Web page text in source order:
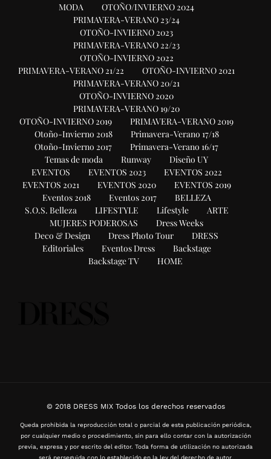
MODA
OTOÑO/INVIERNO 2024
PRIMAVERA-VERANO 23/24
OTOÑO-INVIERNO 2023
PRIMAVERA-VERANO 22/23
OTOÑO-INVIERNO 2022
PRIMAVERA-VERANO 21/22
OTOÑO-INVIERNO 2021
PRIMAVERA-VERANO 20/21
OTOÑO-INVIERNO 2020
PRIMAVERA-VERANO 19/20
OTOÑO-INVIERNO 2019
PRIMAVERA-VERANO 2019
Otoño-Invierno 2018
Primavera-Verano 17/18
Otoño-Invierno 2017
Primavera-Verano 16/17
Temas de moda
Runway
Diseño UY
EVENTOS
EVENTOS 2023
EVENTOS 2022
EVENTOS 2021
EVENTOS 2020
EVENTOS 2019
Eventos 2018
Eventos 2017
BELLEZA
S.O.S. Belleza
LIFESTYLE Lifestyle
ARTE
MUJERES PODEROSAS
Dress Weeks
Deco & Design
Dress Photo Tour
DRESS
Editoriales
Eventos Dress
Backstage
Backstage TV
HOME
© 2018 DRESS MIX Todos los derechos reservados
Queda prohibida la reproducción total o parcial de esta publicación periódica,
por cualquier medio o procedimiento, sin para ello contar con la autorización
previa, expresa y por escrito del editor. Toda forma de utilización no autorizada
será perseguida con lo establecido en la ley del derecho de autor.